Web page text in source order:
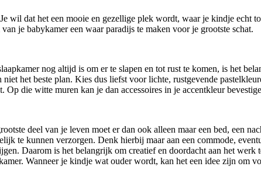
wil dat het een mooie en gezellige plek wordt, waar je kindje
je babykamer een waar paradijs te maken voor je grootste schat.
nog altijd is om er te slapen en tot rust te komen, is het
het beste plan. Kies dus liefst voor lichte, rustgevende
Op die witte muren kan je dan accessoires in je accentkleur
deel van je leven moet er dan ook alleen maar een bed, een
te kunnen verzorgen. Denk hierbij maar aan een commode,
Daarom is het belangrijk om creatief en doordacht aan het
Wanneer je kindje wat ouder wordt, kan het een idee zijn om